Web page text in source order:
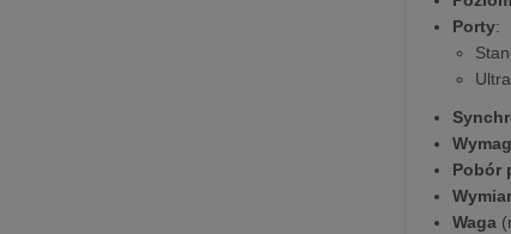
Porty:
Pobór
Waga